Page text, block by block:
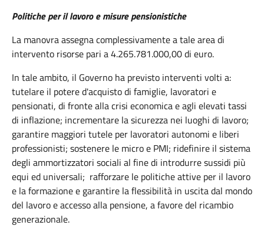
Politiche per il lavoro e misure pensionistiche
La manovra assegna complessivamente a tale area di
intervento risorse pari a 4.265.781.000,00 di euro.
In tale ambito, il Governo ha previsto interventi volti a:
tutelare il potere d'acquisto di famiglie, lavoratori e
pensionati, di fronte alla crisi economica e agli elevati tassi
di inflazione; incrementare la sicurezza nei luoghi di lavoro;
garantire maggiori tutele per lavoratori autonomi e liberi
professionisti; sostenere le micro e PMI; ridefinire il sistema
degli ammortizzatori sociali al fine di introdurre sussidi più
equi ed universali; rafforzare le politiche attive per il lavoro
e la formazione e garantire la flessibilità in uscita dal mondo
del lavoro e accesso alla pensione, a favore del ricambio
generazionale.